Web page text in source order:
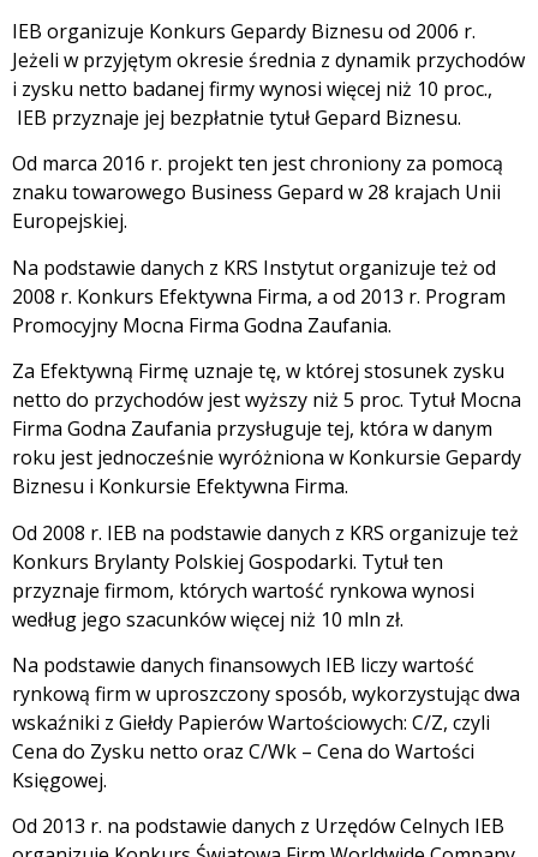
IEB organizuje Konkurs Gepardy Biznesu od 2006 r.
Jeżeli w przyjętym okresie średnia z dynamik przychodów
i zysku netto badanej firmy wynosi więcej niż 10 proc.,
IEB przyznaje jej bezpłatnie tytuł Gepard Biznesu.
Od marca 2016 r. projekt ten jest chroniony za pomocą
znaku towarowego Business Gepard w 28 krajach Unii
Europejskiej.
Na podstawie danych z KRS Instytut organizuje też od
2008 r. Konkurs Efektywna Firma, a od 2013 r. Program
Promocyjny Mocna Firma Godna Zaufania.
Za Efektywną Firmę uznaje tę, w której stosunek zysku
netto do przychodów jest wyższy niż 5 proc. Tytuł Mocna
Firma Godna Zaufania przysługuje tej, która w danym
roku jest jednocześnie wyróżniona w Konkursie Gepardy
Biznesu i Konkursie Efektywna Firma.
Od 2008 r. IEB na podstawie danych z KRS organizuje też
Konkurs Brylanty Polskiej Gospodarki. Tytuł ten
przyznaje firmom, których wartość rynkowa wynosi
według jego szacunków więcej niż 10 mln zł.
Na podstawie danych finansowych IEB liczy wartość
rynkową firm w uproszczony sposób, wykorzystując dwa
wskaźniki z Giełdy Papierów Wartościowych: C/Z, czyli
Cena do Zysku netto oraz C/Wk – Cena do Wartości
Księgowej.
Od 2013 r. na podstawie danych z Urzędów Celnych IEB